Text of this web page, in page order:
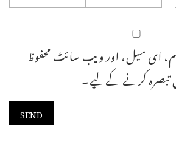
ای میل، اور ویب سائٹ محفوظ
تبصرہ کرنے کےلیے۔